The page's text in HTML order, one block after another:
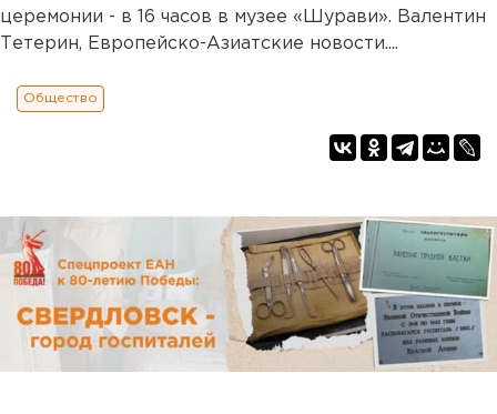
церемонии - в 16 часов в музее «Шурави». Валентин
Тетерин, Европейско-Азиатские новости....
Общество